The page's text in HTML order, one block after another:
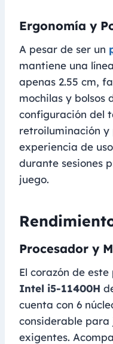
Ergonomía y
A pesar de ser un
mantiene una
apenas 2.55 cm,
mochilas y bolsos
configuración del
retroiluminación y
experiencia de
durante sesiones
juego.
Procesador y
El corazón de
Intel i5-11400H
cuenta con 6
considerable para
exigentes.